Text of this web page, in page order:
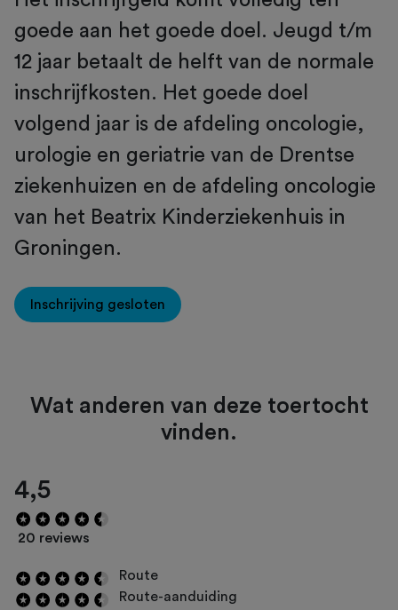
goede aan het goede doel. Jeugd t/m
12 jaar betaalt de helft van de normale
inschrijfkosten. Het goede doel
volgend jaar is de afdeling oncologie,
urologie en geriatrie van de Drentse
ziekenhuizen en de afdeling oncologie
van het Beatrix Kinderziekenhuis in
Groningen.
Inschrijving gesloten
Wat anderen van deze toertocht
vinden.
4,5
20 reviews
Route
Route-aanduiding